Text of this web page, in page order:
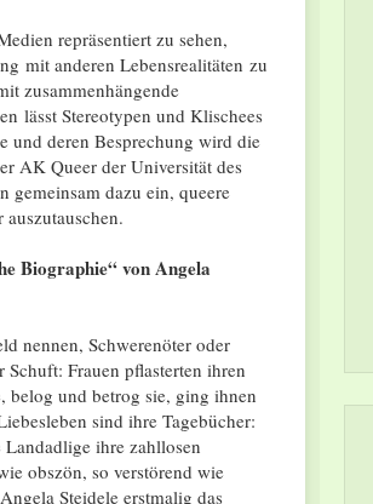
repräsentiert zu sehen,
mit anderen Lebensrealitäten zu
zusammenhängende
lässt Stereotypen und Klischees
und deren Besprechung wird die
AK Queer der Universität des
gemeinsam dazu ein, queere
Biographie“ von Angela
nennen, Schwerenöter oder
Frauen pflasterten ihren
belog und betrog sie, ging ihnen
sind ihre Tagebücher:
ihre zahllosen
obszön, so verstörend wie
Steidele erstmalig das